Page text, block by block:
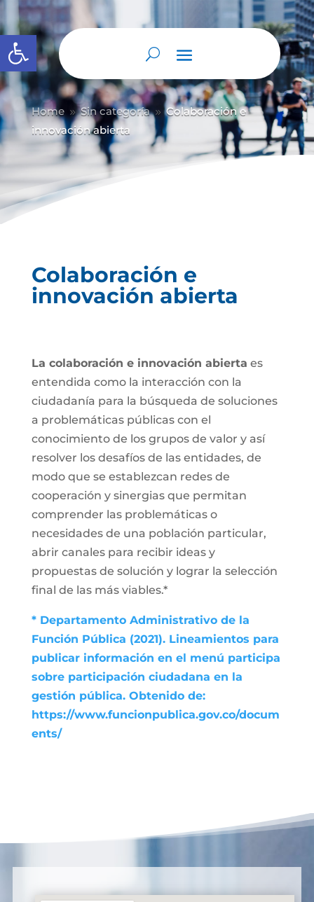
Abrir barra de herramientas
Home 9 Sin categoría 9 Colaboración e
innovación abierta
Colaboración e
innovación abierta
La colaboración e innovación abierta es
entendida como la interacción con la
ciudadanía para la búsqueda de soluciones
a problemáticas públicas con el
conocimiento de los grupos de valor y así
resolver los desafíos de las entidades, de
modo que se establezcan redes de
cooperación y sinergias que permitan
comprender las problemáticas o
necesidades de una población particular,
abrir canales para recibir ideas y
propuestas de solución y lograr la selección
final de las más viables.*
* Departamento Administrativo de la
Función Pública (2021). Lineamientos para
publicar información en el menú participa
sobre participación ciudadana en la
gestión pública. Obtenido de:
https://www.funcionpublica.gov.co/docum
ents/